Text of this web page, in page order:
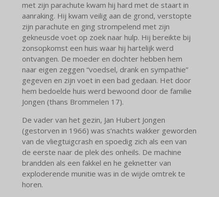
met zijn parachute kwam hij hard met de staart in
aanraking. Hij kwam veilig aan de grond, verstopte
zijn parachute en ging strompelend met zijn
gekneusde voet op zoek naar hulp. Hij bereikte bij
zonsopkomst een huis waar hij hartelijk werd
ontvangen. De moeder en dochter hebben hem
naar eigen zeggen “voedsel, drank en sympathie”
gegeven en zijn voet in een bad gedaan. Het door
hem bedoelde huis werd bewoond door de familie
Jongen (thans Brommelen 17).
De vader van het gezin, Jan Hubert Jongen
(gestorven in 1966) was s’nachts wakker geworden
van de vliegtuigcrash en spoedig zich als een van
de eerste naar de plek des onheils. De machine
brandden als een fakkel en he geknetter van
exploderende munitie was in de wijde omtrek te
horen.